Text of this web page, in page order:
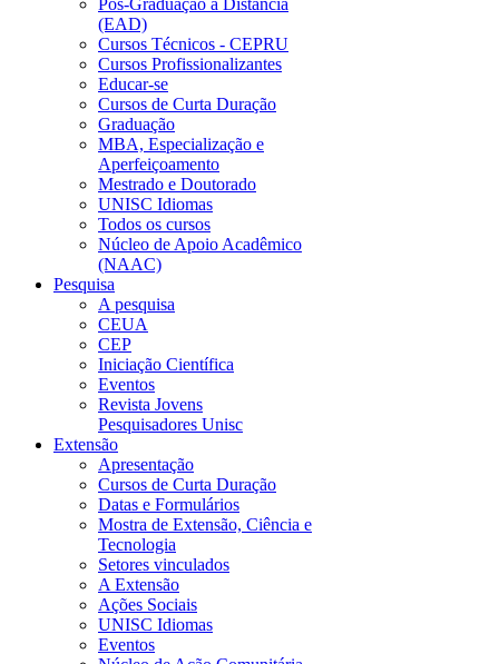
Pós-Graduação a Distância
(EAD)
Cursos Técnicos - CEPRU
Cursos Profissionalizantes
Educar-se
Cursos de Curta Duração
Graduação
MBA, Especialização e
Aperfeiçoamento
Mestrado e Doutorado
UNISC Idiomas
Todos os cursos
Núcleo de Apoio Acadêmico
(NAAC)
Pesquisa
A pesquisa
CEUA
CEP
Iniciação Científica
Eventos
Revista Jovens
Pesquisadores Unisc
Extensão
Apresentação
Cursos de Curta Duração
Datas e Formulários
Mostra de Extensão, Ciência e
Tecnologia
Setores vinculados
A Extensão
Ações Sociais
UNISC Idiomas
Eventos